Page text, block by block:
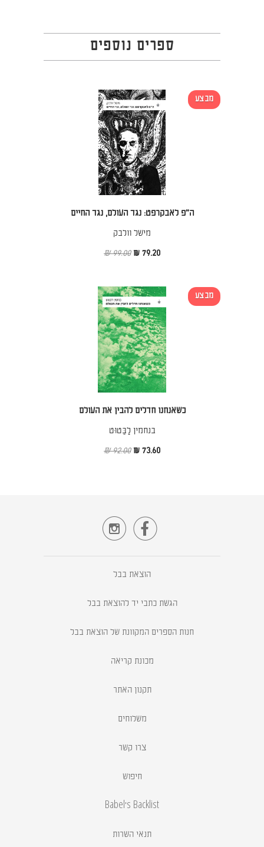
ספרים נוספים
ה״פ לאבקרפט: נגד העולם, נגד החיים
מישל וולבק
79.20 ₪
99.00 ₪
מבצע
כשאנחנו חדלים להבין את העולם
בנחמין לָבַּטוּט
73.60 ₪
92.00 ₪
מבצע


הוצאת בבל
הגשת כתבי יד להוצאת בבל
חנות הספרים המקוונת של הוצאת בבל
מכונת קריאה
תקנון האתר
משלוחים
צרו קשר
חיפוש
Babel's Backlist
תנאי השרות